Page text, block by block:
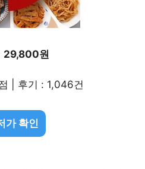
29,800원
| 후기 : 1,046건
가 확인